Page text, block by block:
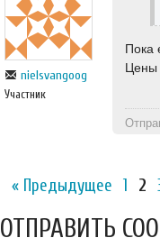
nielsvangoog
Участник
Пока
Цены
« Предыдущее 1 2
ОТПРАВИТЬ